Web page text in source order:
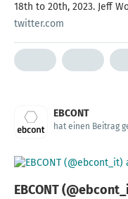
18th to 20th, 2023. Jeff
and Gregor Sieber will
twitter.com
EBCONT
hat einen Beitrag
EBCONT